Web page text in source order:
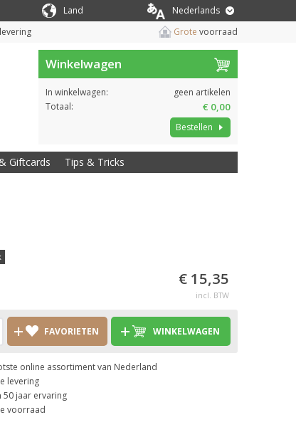
Land
Nederlands
levering Grote voorraad
Winkelwagen
In winkelwagen:
geen artikelen
Totaal:
€ 0,00
Bestellen
Giftcards Tips & Tricks
€ 15,35
incl. BTW
FAVORIETEN WINKELWAGEN
online assortiment van Nederland
levering
50 jaar ervaring
voorraad